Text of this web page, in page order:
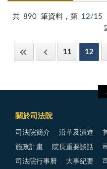
共 890 筆資料，第 12/15
11 12
關於司法院
司法院簡介 沿革及演進
施政計畫 院長重要談話
司法院行事曆 大事紀要